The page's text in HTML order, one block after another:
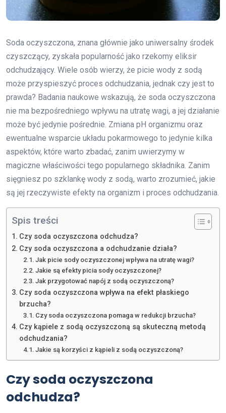
Soda oczyszczona, znana głównie jako uniwersalny środek
czyszczący, zyskała popularność jako rzekomy eliksir
odchudzający. Wiele osób wierzy, że picie wody z sodą
może przyspieszyć proces odchudzania, jednak czy jest to
prawda? Badania naukowe wskazują, że soda oczyszczona
nie ma bezpośredniego wpływu na utratę wagi, a jej działanie
może być jedynie pośrednie. Zmiana pH organizmu oraz
ewentualne wsparcie układu pokarmowego to jedynie kilka
aspektów, które warto zbadać, zanim uwierzymy w
magiczne właściwości tego popularnego składnika. Zanim
sięgniesz po szklankę wody z sodą, warto zrozumieć, jakie
są jej rzeczywiste efekty na organizm i proces odchudzania.
Spis treści
Czy soda oczyszczona odchudza?
Czy soda oczyszczona a odchudzanie działa?
Jak picie sody oczyszczonej wpływa na utratę wagi?
Jakie są efekty picia sody oczyszczonej?
Jak przygotować napój z sodą oczyszczoną?
Czy soda oczyszczona wpływa na efekt płaskiego
brzucha?
Czy soda oczyszczona pomaga w redukcji brzucha?
Czy kąpiele z sodą oczyszczoną są skuteczną metodą
odchudzania?
Jakie są korzyści z kąpieli z sodą oczyszczoną?
Czy soda oczyszczona
odchudza?